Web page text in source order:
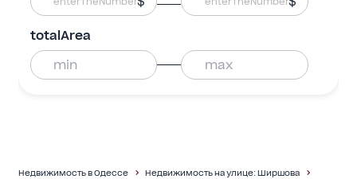
totalArea
Недвижимость в Одессе
Недвижимость на улице: Ширшова